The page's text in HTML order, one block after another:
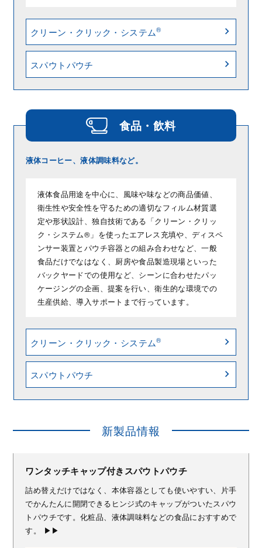
クリーン・クリック・システム®
スパウトパウチ
食品・飲料
液体コーヒー、液体調味料など。
液体食品用途を中心に、風味や味などの商品価値、
衛生性や安全性を守るための適切なフィルム材質選
定や形状設計、独自技術である「クリーン・クリッ
ク・システム®」を使ったエアレス充填や、ディスペ
ンサー装置とパウチ容器との組み合わせなど、一般
食品だけでなはなく、厨房や食品製造現場といった
バックヤードでの使用など、シーンに合わせたパッ
ケージングの企画、提案を行い、衛生的な環境での
生産供給、導入サポートまで行っています。
クリーン・クリック・システム®
スパウトパウチ
新製品情報
ワンタッチキャップ付きスパウトパウチ
詰め替えだけではなく、本体容器としても使いやすい、片手
でかんたんに開閉できるヒンジ式のキャップがついたスパウ
トパウチです。化粧品、液体調味料などの食品におすすめで
す。 ▶▶